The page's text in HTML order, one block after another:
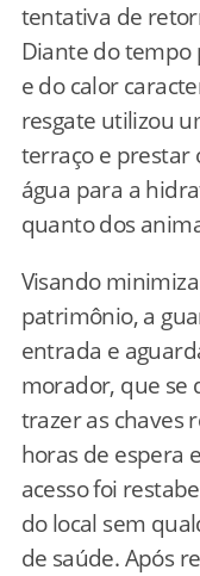
tentativa de
Diante do tempo
e do calor
resgate utilizou
terraço e prestar
água para a
quanto dos
Visando
patrimônio, a
entrada e
morador, que se
trazer as chaves
horas de espera
acesso foi
do local sem
de saúde. Após